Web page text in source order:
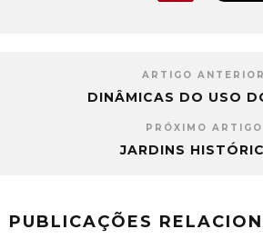
ARTIGO ANTERIOR
DINÂMICAS DO USO
PRÓXIMO ARTIGO
JARDINS
PUBLICAÇÕES